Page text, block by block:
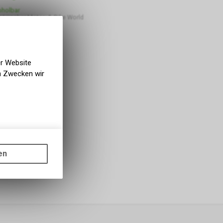
Lüscher Motor- & Bike World
Website
Zwecken wir
wie die
die